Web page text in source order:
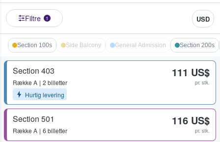
Filtre 1 USD
Section 100s Side Balcony General Admission Section 200s
Section 403
Række A
2 billetter
Hurtig levering
111 US$
pr. stk.
Section 501
Række A 6 billetter
116 US$
pr. stk.